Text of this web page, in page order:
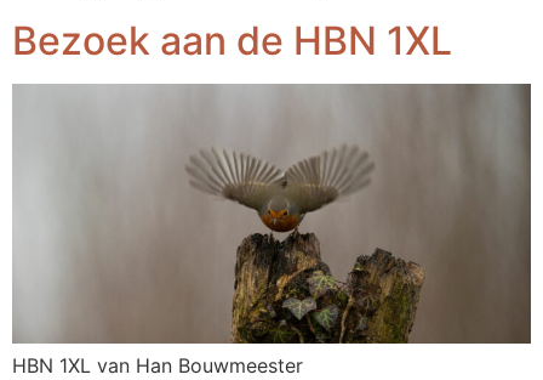
Bezoek aan de HBN 1XL
HBN 1XL van Han Bouwmeester